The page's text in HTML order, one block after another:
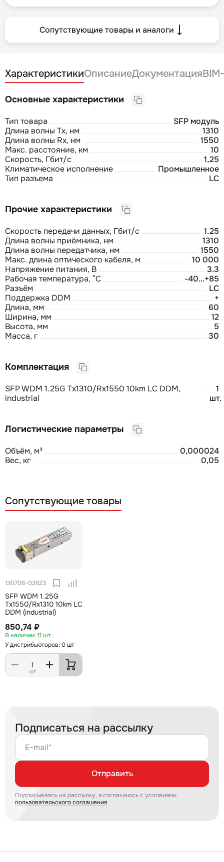
Сопутствующие товары и аналоги
ХарактеристикиОписаниеДокументация
Основные характеристики
Тип товара
SFP модуль
Длина волны Tx, нм
1310
Длина волны Rx, нм
1550
Макс. расстояние, км
10
Скорость, Гбит/с
1,25
Климатическое исполнение
Промышленное
Тип разъема
LC
Прочие характеристики
Скорость передачи данных, Гбит/с
1.25
Длина волны приёмника, нм
1310
Длина волны передатчика, нм
1550
Макс. длина оптического кабеля, м
10 000
Напряжение питания, В
3.3
Рабочая температура, °C
-40...+85
Разъём
LC
Поддержка DDM
+
Длина, мм
60
Ширина, мм
12
Высота, мм
5
Масса, г
30
Комплектация
SFP WDM 1.25G Tx1310/Rx1550 10km LC DDM,
industrial
1
шт.
Логистические параметры
Объём, м³
0,000024
Вес, кг
0,05
Сопутствующие товары
130706-02623
SFP WDM 1.25G
Tx1550/Rx1310 10km LC
DDM (industrial)
850,74 ₽
11 шт
У дистрибьюторов: 0 шт
шт
Подписаться на рассылку
E-mail*
Отправить
Подписываясь на рассылку, я соглашаюсь с условиями
пользовательского соглашения